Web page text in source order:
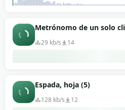
Metrónomo de un solo
29 kb/s 14
Espada, hoja (5)
128 kb/s 12